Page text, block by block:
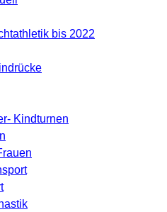
bis 2022
Kindturnen